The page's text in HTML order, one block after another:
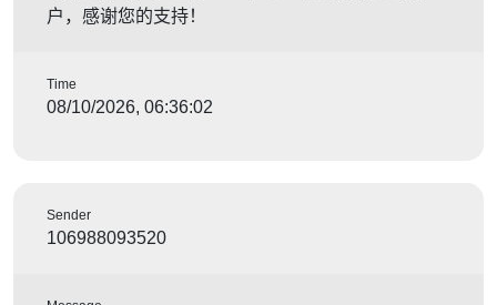
户，感谢您的支持！
Time
08/10/2026, 06:36:02
Sender
106988093520